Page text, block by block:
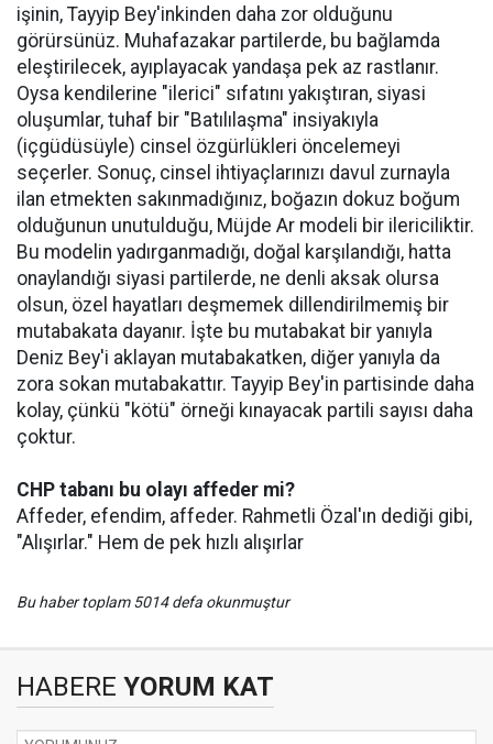
işinin, Tayyip Bey'inkinden daha zor olduğunu
görürsünüz. Muhafazakar partilerde, bu bağlamda
eleştirilecek, ayıplayacak yandaşa pek az rastlanır.
Oysa kendilerine "ilerici" sıfatını yakıştıran, siyasi
oluşumlar, tuhaf bir "Batılılaşma" insiyakıyla
(içgüdüsüyle) cinsel özgürlükleri öncelemeyi
seçerler. Sonuç, cinsel ihtiyaçlarınızı davul zurnayla
ilan etmekten sakınmadığınız, boğazın dokuz boğum
olduğunun unutulduğu, Müjde Ar modeli bir ilericiliktir.
Bu modelin yadırganmadığı, doğal karşılandığı, hatta
onaylandığı siyasi partilerde, ne denli aksak olursa
olsun, özel hayatları deşmemek dillendirilmemiş bir
mutabakata dayanır. İşte bu mutabakat bir yanıyla
Deniz Bey'i aklayan mutabakatken, diğer yanıyla da
zora sokan mutabakattır. Tayyip Bey'in partisinde daha
kolay, çünkü "kötü" örneği kınayacak partili sayısı daha
çoktur.
CHP tabanı bu olayı affeder mi?
Affeder, efendim, affeder. Rahmetli Özal'ın dediği gibi,
"Alışırlar." Hem de pek hızlı alışırlar
Bu haber toplam 5014 defa okunmuştur
HABERE YORUM KAT